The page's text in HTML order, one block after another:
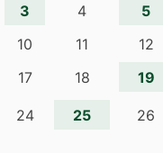
3
4 5
10
11 12
17
18 19
24 25 26